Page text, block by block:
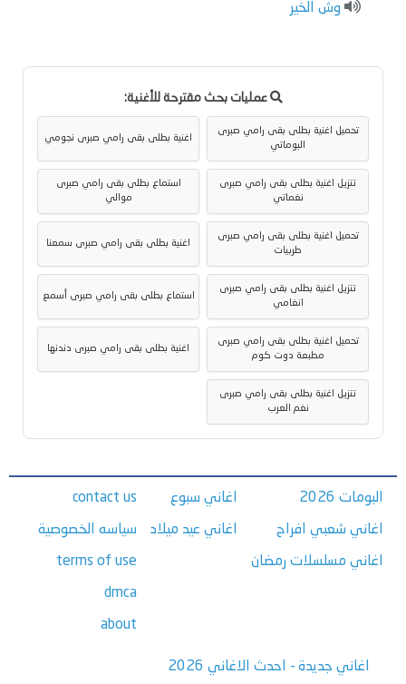
وش الخير
عمليات بحث مقترحة للأغنية:
تحميل اغنية بطلى بقى رامي صبرى
البوماتي
اغنية بطلى بقى رامي صبرى نجومي
تنزيل اغنية بطلى بقى رامي صبرى
نغماتي
استماع بطلى بقى رامي صبرى
موالي
تحميل اغنية بطلى بقى رامي صبرى
طربيات
اغنية بطلى بقى رامي صبرى سمعنا
تنزيل اغنية بطلى بقى رامي صبرى
انغامي
استماع بطلى بقى رامي صبرى أسمع
تحميل اغنية بطلى بقى رامي صبرى
مطبعة دوت كوم
اغنية بطلى بقى رامي صبرى دندنها
تنزيل اغنية بطلى بقى رامي صبرى
نغم العرب
البومات 2026
اغاني شعبي افراح
اغاني مسلسلات رمضان
اغاني سبوع
اغاني عيد ميلاد
contact us
سياسه الخصوصية
terms of use
dmca
about
اغاني جديدة - احدث الاغاني 2026